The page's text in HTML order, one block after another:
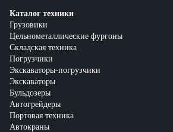
Каталог техники
Грузовики
Цельнометаллические фургоны
Складская техника
Погрузчики
Экскаваторы-погрузчики
Экскаваторы
Бульдозеры
Автогрейдеры
Портовая техника
Автокраны